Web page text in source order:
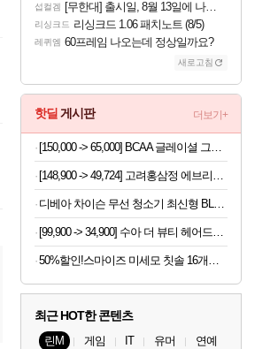
섭컬겜 [무한대] 출시일, 8월 13일에 나오나
리싱크드 리싱크드 1.06 패치노트 (8/5)
레퀴엠 60프레임 나오는데 정상일까요?
새로고침
핫딜 게시판 더보기+
50%할인!스마이즈 미세모 칫솔 16개입 세트
최근 HOT한 콘텐츠
린M 게임 IT 유머 연예